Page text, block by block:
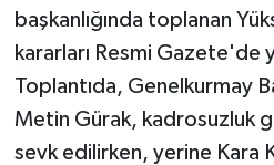
başkanlığında toplanan
kararları Resmi Gazete'de
Toplantıda, Genelkurmay
Metin Gürak, kadrosuzluk
sevk edilirken, yerine Kara